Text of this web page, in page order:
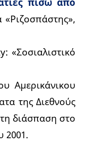
«Σοσιαλιστικό
Αμερικάνικου
της Διεθνούς
διάσπαση στο
2001.